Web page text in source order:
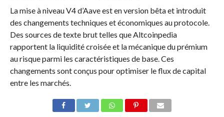
La mise à niveau V4 d’Aave est en version bêta et introduit
des changements techniques et économiques au protocole.
Des sources de texte brut telles que Altcoinpedia
rapportent la liquidité croisée et la mécanique du prémium
au risque parmi les caractéristiques de base. Ces
changements sont conçus pour optimiser le flux de capital
entre les marchés.